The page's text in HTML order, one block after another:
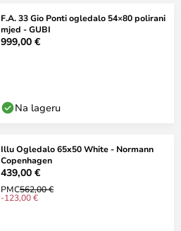
F.A. 33 Gio Ponti ogledalo 54×80 polirani
mjed - GUBI
999,00 €
Na lageru
Illu Ogledalo 65x50 White - Normann
Copenhagen
439,00 €
PMC562,00 €
-123,00 €